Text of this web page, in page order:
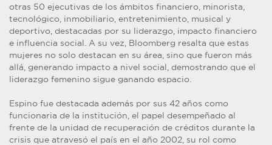
otras 50 ejecutivas de los ámbitos financiero, minorista,
tecnológico, inmobiliario, entretenimiento, musical y
deportivo, destacadas por su liderazgo, impacto financiero
e influencia social. A su vez, Bloomberg resalta que estas
mujeres no solo destacan en su área, sino que fueron más
allá, generando impacto a nivel social, demostrando que el
liderazgo femenino sigue ganando espacio.
Espino fue destacada además por sus 42 años como
funcionaria de la institución, el papel desempeñado al
frente de la unidad de recuperación de créditos durante la
crisis que atravesó el país en el año 2002, su rol como